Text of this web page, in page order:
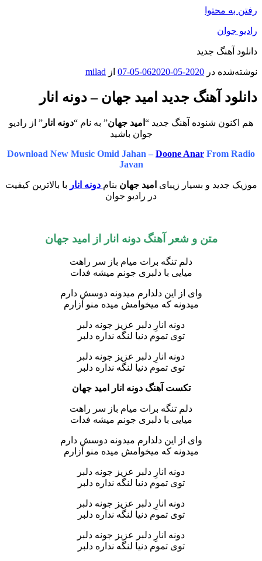
رفتن به محتوا
رادیو جوان
دانلود آهنگ جدید
نوشته‌شده در 2020-05-06
2020-05-07 از milad
دانلود آهنگ جدید امید جهان – دونه انار
هم اکنون شنوده آهنگ جدید “ امید جهان” به نام “دونه انار ” از رادیو
جوان باشید
Download New Music Omid Jahan – Doone Anar From Radio
Javan
موزیک جدید و بسیار زیبای امید جهان بنام دونه انار با بالاترین کیفیت
در رادیو جوان
متن و شعر آهنگ دونه انار از امید جهان
دلم تنگه برات میام باز سر راهت
میایی با دلبری جونم میشه فدات
وای از این دلدارم میدونه دوسش دارم
میدونه که میخوامش میده منو آزارم
دونه انارِ دلبر عزیز جونه دلبر
توی تموم دنیا لنگه نداره دلبر
دونه انارِ دلبر عزیز جونه دلبر
توی تموم دنیا لنگه نداره دلبر
تکست آهنگ دونه انار امید جهان
دلم تنگه برات میام باز سر راهت
میایی با دلبری جونم میشه فدات
وای از این دلدارم میدونه دوسش دارم
میدونه که میخوامش میده منو آزارم
دونه انارِ دلبر عزیز جونه دلبر
توی تموم دنیا لنگه نداره دلبر
دونه انارِ دلبر عزیز جونه دلبر
توی تموم دنیا لنگه نداره دلبر
دونه انارِ دلبر عزیز جونه دلبر
توی تموم دنیا لنگه نداره دلبر